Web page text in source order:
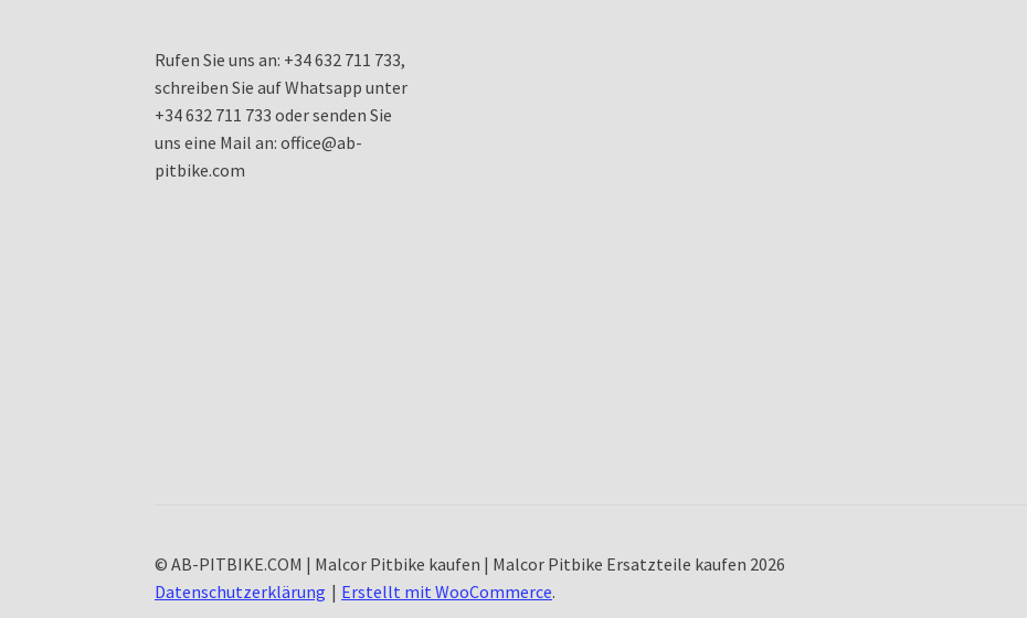
Rufen Sie uns an: +34 632 711 733,
schreiben Sie auf Whatsapp unter
+34 632 711 733 oder senden Sie
uns eine Mail an: office@ab-
pitbike.com
© AB-PITBIKE.COM | Malcor Pitbike kaufen | Malcor Pitbike Ersatzteile kaufen 2026
Datenschutzerklärung
Erstellt mit WooCommerce.